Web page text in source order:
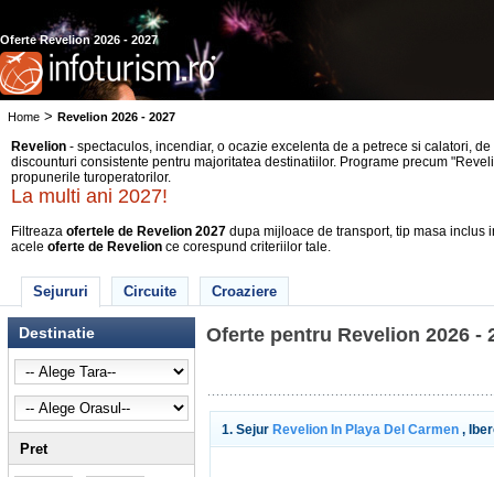
Warning: Illegal string offset 'id_oras' in/var/www/html/infoturism/
Oferte Revelion 2026 - 2027
Home > Revelion 2026 - 2027
Revelion - spectaculos, incendiar, o ocazie excelenta de a petrece si calatori,
discounturi consistente pentru majoritatea destinatiilor. Programe precum
propunerile turoperatorilor.
La multi ani 2027!
Filtreaza ofertele de Revelion 2027 dupa mijloace de transport, tip masa inclus
acele oferte de Revelion ce corespund criteriilor tale.
Sejururi Circuite Croaziere
Destinatie
Pret
Oferte pentru Revelion 2026 -
1. Sejur Revelion In Playa Del Carmen ,